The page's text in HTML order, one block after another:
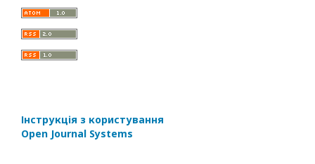
Інструкція з користування
Open Journal Systems